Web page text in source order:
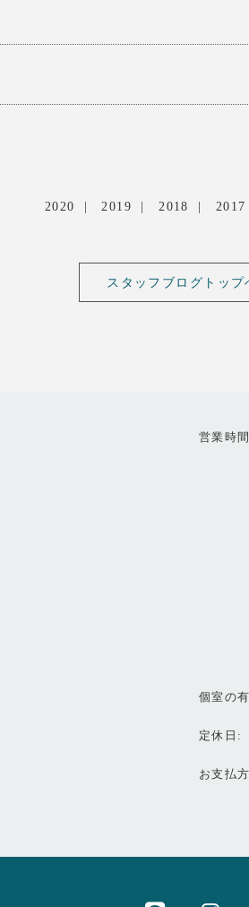
2020 2019 2018 2017
スタッフブログトップ
営業時間
個室の
定休日
お支払